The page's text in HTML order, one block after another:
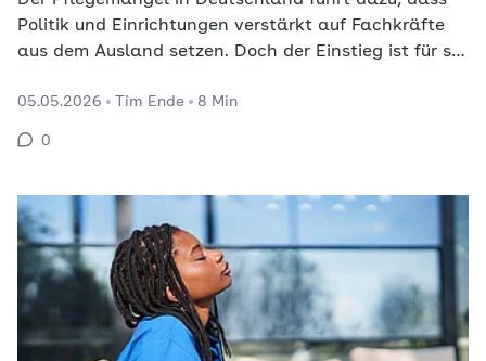
Politik und Einrichtungen verstärkt auf Fachkräfte
aus dem Ausland setzen. Doch der Einstieg ist für sie
Gleichwertigkeitsprüfung der Abschlüsse gilt als
langwierig. In München bündelt das
05.05.2026 Tim Ende 8 Min
0